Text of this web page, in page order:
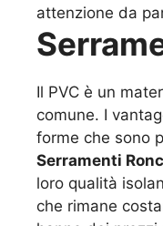
attenzione da
Il PVC è un
comune. I
forme che sono
Serramenti
loro qualità
che rimane